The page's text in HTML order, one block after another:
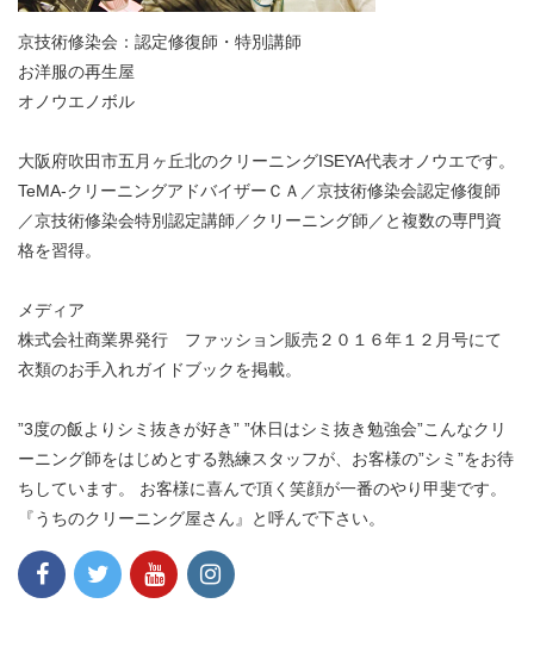
京技術修染会：認定修復師・特別講師
お洋服の再生屋
オノウエノボル
大阪府吹田市五月ヶ丘北のクリーニングISEYA代表オノウエです。
TeMA-クリーニングアドバイザーＣＡ／京技術修染会認定修復師
／京技術修染会特別認定講師／クリーニング師／と複数の専門資
格を習得。
メディア
株式会社商業界発行 ファッション販売２０１６年１２月号にて
衣類のお手入れガイドブックを掲載。
”3度の飯よりシミ抜きが好き” ”休日はシミ抜き勉強会”こんなクリ
ーニング師をはじめとする熟練スタッフが、お客様の”シミ”をお待
ちしています。 お客様に喜んで頂く笑顔が一番のやり甲斐です。
『うちのクリーニング屋さん』と呼んで下さい。